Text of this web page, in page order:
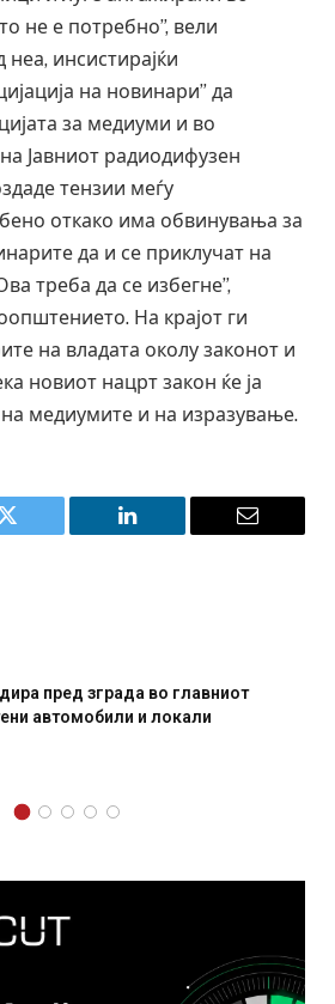
не е потребно”, вели
инсистирајќи
на новинари” да
за медиуми и во
Јавниот радиодифузен
тензии меѓу
откако има обвинувања за
да и се приклучат на
треба да се избегне”,
На крајот ги
на владата околу законот и
новиот нацрт закон ќе ја
медиумите и на изразување.
Twitter LinkedIn Email
Данска се милитарилизира – воведува
воена